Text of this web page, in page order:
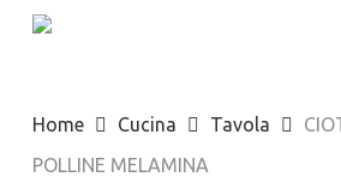
Skip
content
Home Cucina Tavola
POLLINE MELAMINA